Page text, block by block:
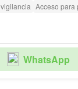
Acceso para
WhatsApp